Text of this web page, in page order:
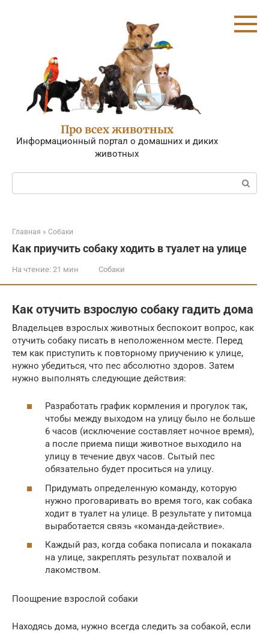
Про всех животных
Информационный портал о домашних и диких
животных
Поиск:
Главная » Собаки
Как приучить собаку ходить в туалет на улице
На чтение: 21 мин Собаки
Как отучить взрослую собаку гадить дома
Владельцев взрослых животных беспокоит вопрос, как
отучить собаку писать в неположенном месте. Перед
тем как приступить к повторному приучению к улице,
нужно убедиться, что пес абсолютно здоров. Затем
нужно выполнять следующие действия:
Разработать график кормления и прогулок так,
чтобы между выходом на улицу было не больше
6 часов (исключение составляет ночное время),
а после приема пищи животное выходило на
улицу в течение двух часов. Сытый пес
обязательно будет проситься на улицу.
Придумать определенную команду, которую
нужно проговаривать во время того, как собака
ходит в туалет на улице. В результате у питомца
выработается связь «команда-действие».
Каждый раз, когда собака пописала и покакала
на улице, закреплять результат похвалой и
лакомством.
Поощрение взрослой собаки
Находясь дома, нужно всегда следить за собакой, если